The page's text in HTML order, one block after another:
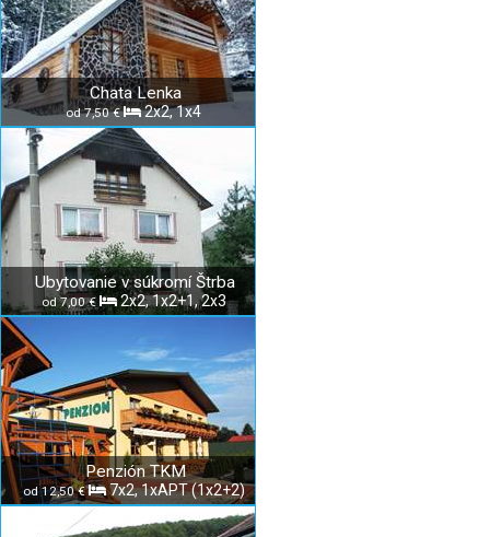
Chata Lenka
od 7,50 € 2x2, 1x4
Ubytovanie v súkromí Štrba
od 7,00 € 2x2, 1x2+1, 2x3
Penzión TKM
od 12,50 € 7x2, 1xAPT (1x2+2)